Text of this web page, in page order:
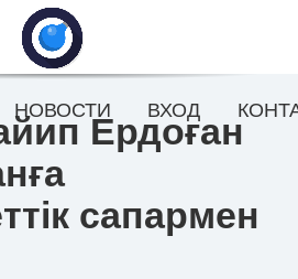
Ердоған
сапармен
НОВОСТИ ВХОД